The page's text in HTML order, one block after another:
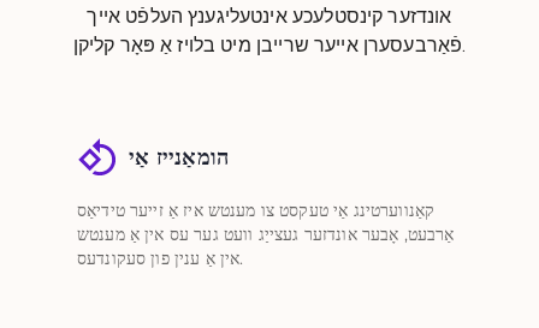
אונדזער קינסטלעכע אינטעליגענץ העלפֿט אייך
פֿאַרבעסערן אייער שרייבן מיט בלויז אַ פּאָר קליקן.
הומאַנייז אַי
קאַנווערטינג אַי טעקסט צו מענטש איז אַ זייער טידיאַס
אַרבעט, אָבער אונדזער געצייַג וועט גער עס אין אַ מענטש
אין אַ ענין פון סעקונדעס.